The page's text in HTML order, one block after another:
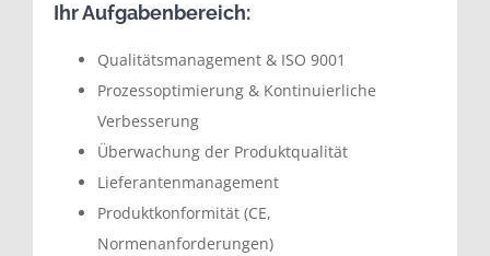
Ihr Aufgabenbereich:
Qualitätsmanagement & ISO 9001
Prozessoptimierung & Kontinuierliche
Verbesserung
Überwachung der Produktqualität
Lieferantenmanagement
Produktkonformität (CE,
Normenanforderungen)